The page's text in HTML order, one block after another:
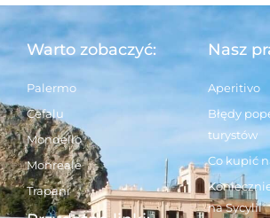
Warto zobaczyć:
Palermo
Cefalu
Mondello
Monreale
Trapani
Nasz
Aperitivo
Błędy
turystów
Co kupić
na Sycylii